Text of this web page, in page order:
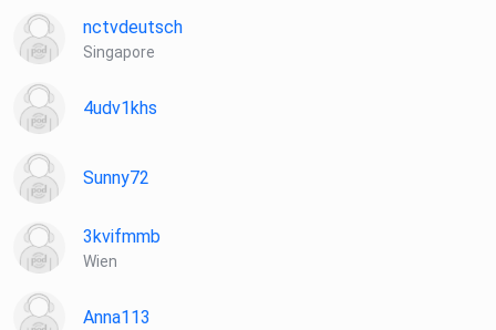
nctvdeutsch
Singapore
4udv1khs
Sunny72
3kvifmmb
Wien
Anna113